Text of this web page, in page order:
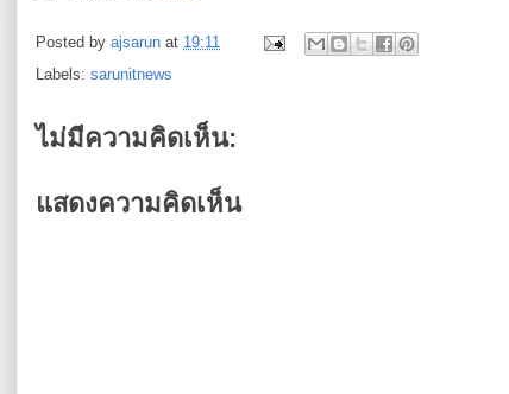
Posted by ajsarun at 19:11
Labels: sarunitnews
ไม่มีความคิดเห็น:
แสดงความคิดเห็น